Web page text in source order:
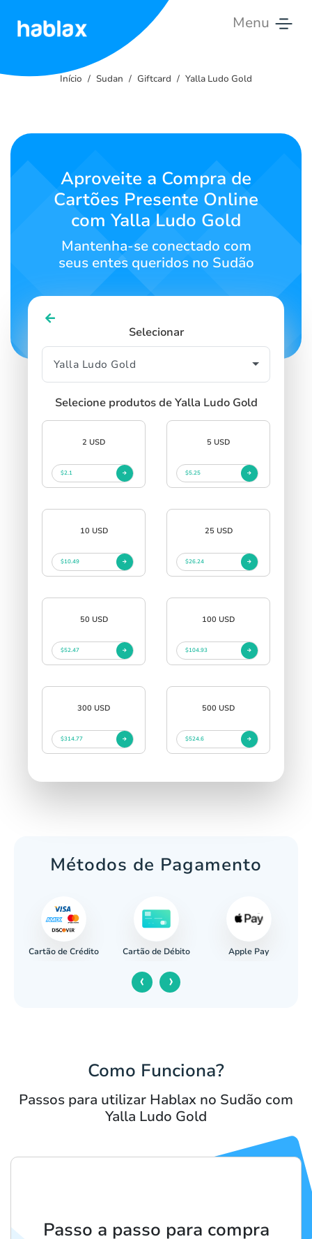
Menu
Contate-
Início Sudan Giftcard Yalla Ludo Gold
Aproveite a Compra de
Cartões Presente Online
com Yalla Ludo Gold
Mantenha-se conectado com
seus entes queridos no Sudão
Selecionar
Selecione produtos de Yalla Ludo Gold
2 USD
$2.1
5 USD
$5.25
10 USD
$10.49
25 USD
$26.24
50 USD
$52.47
100 USD
$104.93
300 USD
$314.77
500 USD
$524.6
Métodos de Pagamento
Cartão de Crédito Cartão de Débito Apple Pay
‹ ›
Como Funciona?
Passos para utilizar Hablax no Sudão com
Yalla Ludo Gold
Passo a passo para compra